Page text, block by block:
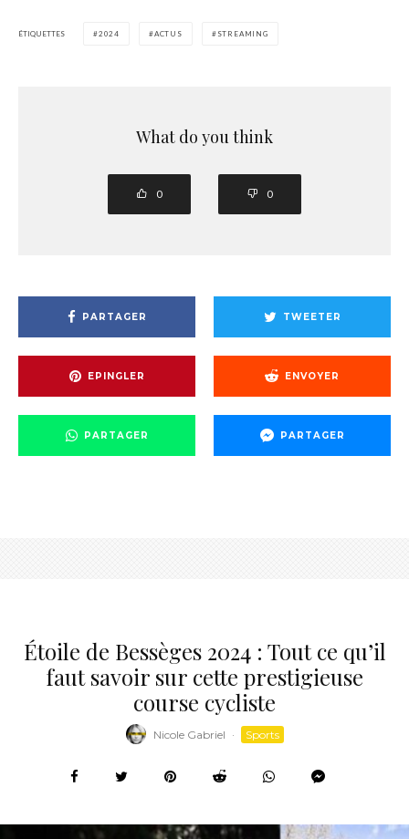
ÉTIQUETTES 2024 ACTUS STREAMING
What do you think
0 0
PARTAGER TWEETER
EPINGLER ENVOYER
PARTAGER PARTAGER
Étoile de Bessèges 2024 : Tout ce qu’il
faut savoir sur cette prestigieuse
course cycliste
Nicole Gabriel · Sports